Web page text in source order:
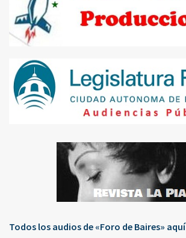
Todos los audios de «Foro de Baires» aquí